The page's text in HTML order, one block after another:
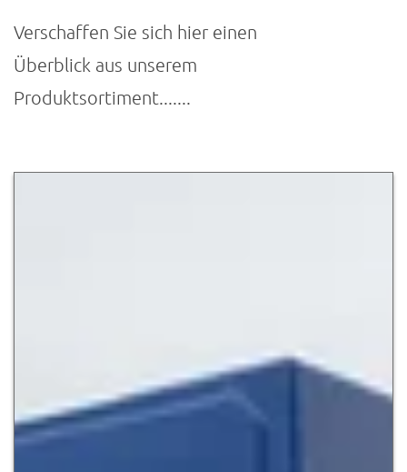
Verschaffen Sie sich hier einen
Überblick aus unserem
Produktsortiment.......